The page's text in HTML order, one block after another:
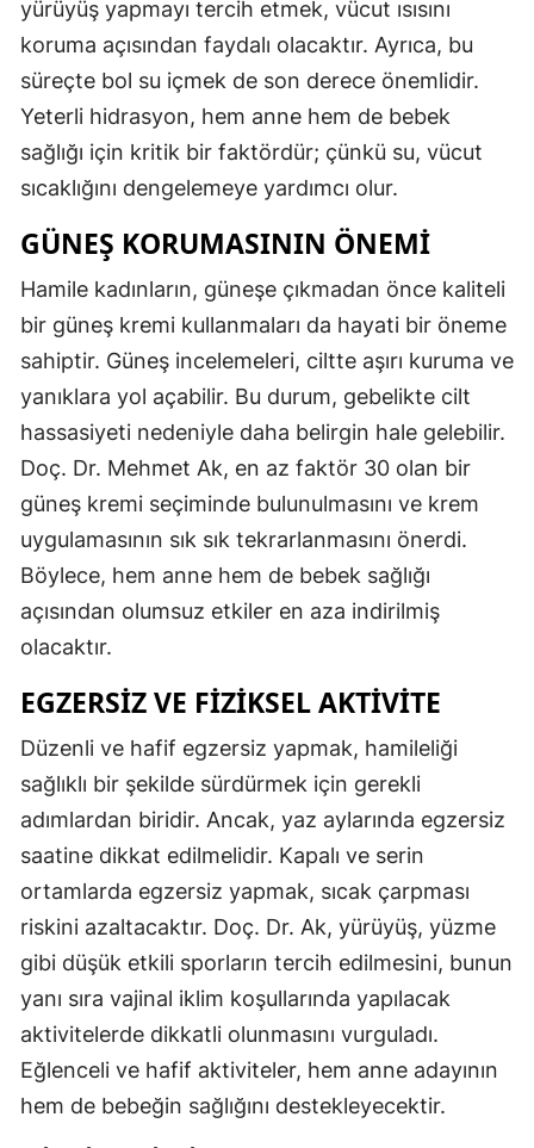
yürüyüş yapmayı tercih etmek, vücut ısısını
koruma açısından faydalı olacaktır. Ayrıca, bu
süreçte bol su içmek de son derece önemlidir.
Yeterli hidrasyon, hem anne hem de bebek
sağlığı için kritik bir faktördür; çünkü su, vücut
sıcaklığını dengelemeye yardımcı olur.
GÜNEŞ KORUMASININ ÖNEMI
Hamile kadınların, güneşe çıkmadan önce kaliteli
bir güneş kremi kullanmaları da hayati bir öneme
sahiptir. Güneş incelemeleri, ciltte aşırı kuruma ve
yanıklara yol açabilir. Bu durum, gebelikte cilt
hassasiyeti nedeniyle daha belirgin hale gelebilir.
Doç. Dr. Mehmet Ak, en az faktör 30 olan bir
güneş kremi seçiminde bulunulmasını ve krem
uygulamasının sık sık tekrarlanmasını önerdi.
Böylece, hem anne hem de bebek sağlığı
açısından olumsuz etkiler en aza indirilmiş
olacaktır.
EGZERSIZ VE FIZIKSEL AKTIVITE
Düzenli ve hafif egzersiz yapmak, hamileliği
sağlıklı bir şekilde sürdürmek için gerekli
adımlardan biridir. Ancak, yaz aylarında egzersiz
saatine dikkat edilmelidir. Kapalı ve serin
ortamlarda egzersiz yapmak, sıcak çarpması
riskini azaltacaktır. Doç. Dr. Ak, yürüyüş, yüzme
gibi düşük etkili sporların tercih edilmesini, bunun
yanı sıra vajinal iklim koşullarında yapılacak
aktivitelerde dikkatli olunmasını vurguladı.
Eğlenceli ve hafif aktiviteler, hem anne adayının
hem de bebeğin sağlığını destekleyecektir.